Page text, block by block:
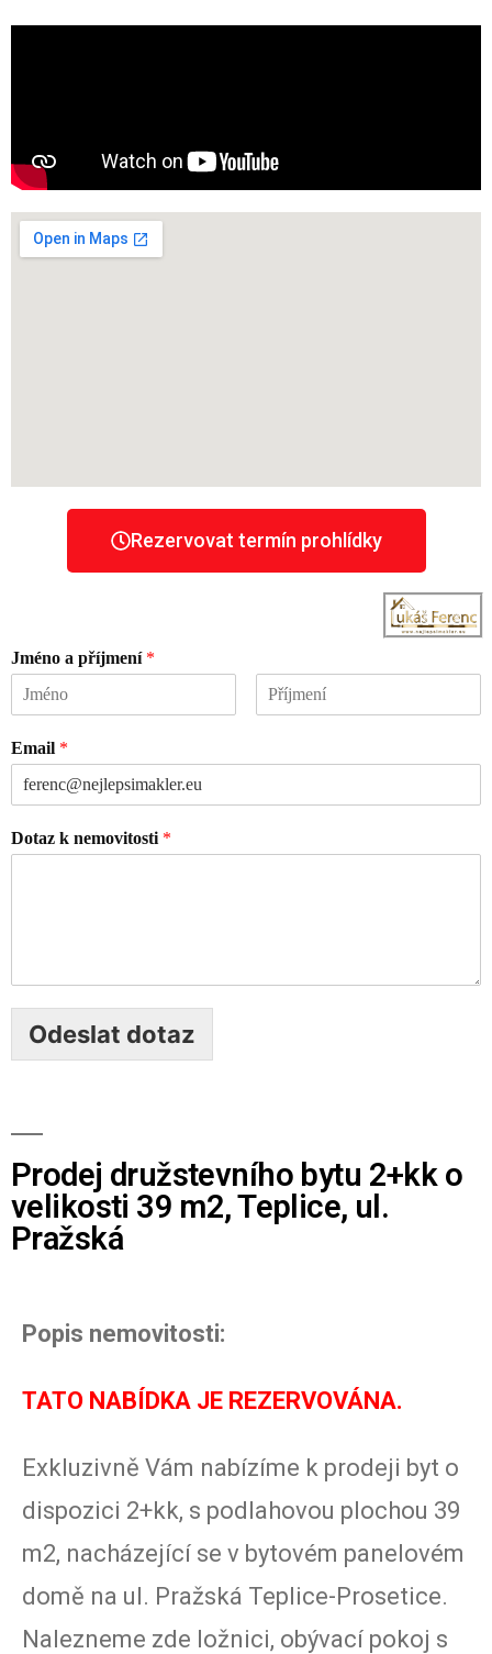
Rezervovat termín prohlídky
Jméno a příjmení *
Email *
Dotaz k nemovitosti *
Odeslat dotaz
Prodej družstevního bytu 2+kk o
velikosti 39 m2, Teplice, ul.
Pražská
Popis nemovitosti:
TATO NABÍDKA JE REZERVOVÁNA.
Exkluzivně Vám nabízíme k prodeji byt o
dispozici 2+kk, s podlahovou plochou 39
m2, nacházející se v bytovém panelovém
domě na ul. Pražská Teplice-Prosetice.
Nalezneme zde ložnici, obývací pokoj s